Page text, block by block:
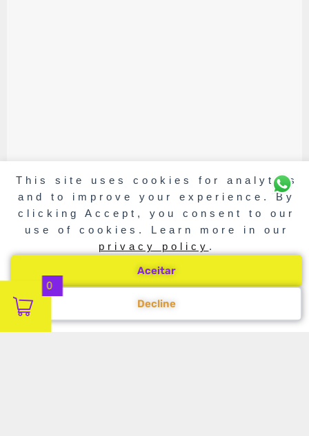
This site uses cookies for analytics
and to improve your experience. By
clicking Accept, you consent to our
use of cookies. Learn more in our
privacy policy .
Aceitar
Decline
0